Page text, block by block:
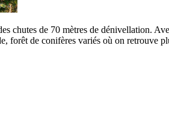
chutes de 70 mètres de dénivellation.
de conifères variés où on retrouve